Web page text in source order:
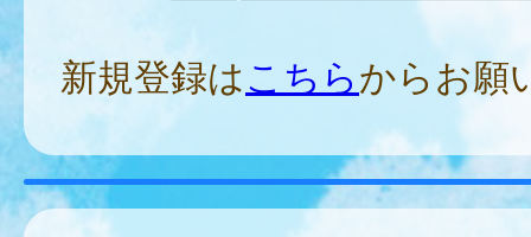
新規登録はこちらからお願